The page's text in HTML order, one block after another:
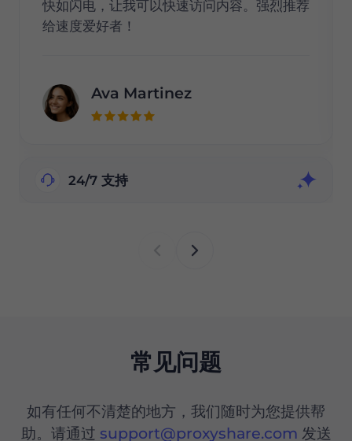
快如闪电，让我可以快速访问内容。强烈推荐
给速度爱好者！
Ava Martinez
24/7 支持
常见问题
如有任何不清楚的地方，我们随时为您提供帮
助。请通过 support@proxyshare.com 发送